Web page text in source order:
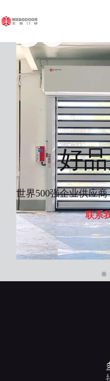
至
容
好
世界500强企业供应商
联系
Slide 4 of 5